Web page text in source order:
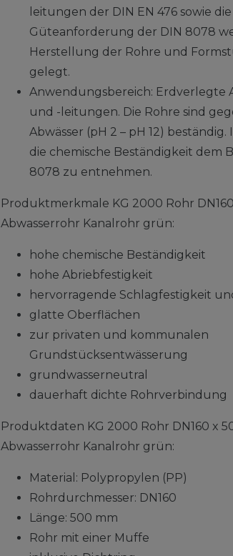
leitungen der DIN EN 476 sowie
Güteanforderung der DIN 8078
Herstellung der Rohre und
gelegt.
Anwendungsbereich: Erdverlegte
und -leitungen. Die Rohre sind
Abwässer (pH 2 – pH 12)
die chemische Beständigkeit dem
8078 zu entnehmen.
Produktmerkmale KG 2000 Rohr
Abwasserrohr Kanalrohr grün:
hohe chemische Beständigkeit
hohe Abriebfestigkeit
hervorragende Schlagfestigkeit
glatte Oberflächen
zur privaten und kommunalen
Grundstücksentwässerung
grundwasserneutral
dauerhaft dichte Rohrverbindung
Produktdaten KG 2000 Rohr DN160 x
Abwasserrohr Kanalrohr grün:
Material: Polypropylen (PP)
Rohrdurchmesser: DN160
Länge: 500 mm
Rohr mit einer Muffe